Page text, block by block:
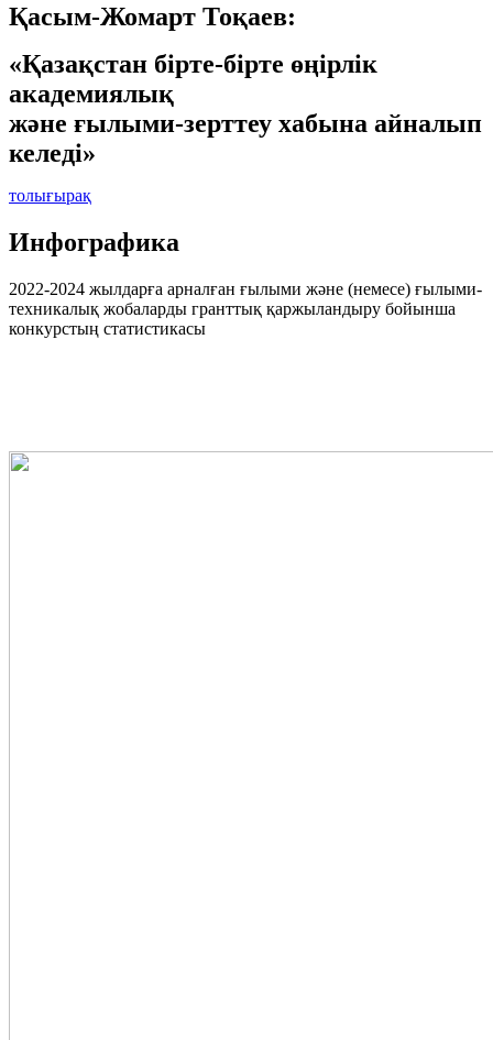
Қасым-Жомарт Тоқаев:
«Қазақстан бірте-бірте өңірлік
академиялық
және ғылыми-зерттеу хабына айналып
келеді»
толығырақ
Инфографика
2022-2024 жылдарға арналған ғылыми және (немесе) ғылыми-
техникалық жобаларды гранттық қаржыландыру бойынша
конкурстың статистикасы